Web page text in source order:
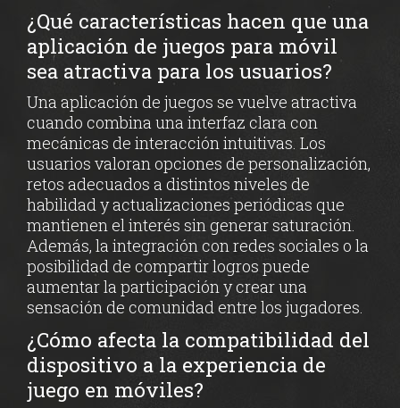
¿Qué características hacen que una
aplicación de juegos para móvil
sea atractiva para los usuarios?
Una aplicación de juegos se vuelve atractiva
cuando combina una interfaz clara con
mecánicas de interacción intuitivas. Los
usuarios valoran opciones de personalización,
retos adecuados a distintos niveles de
habilidad y actualizaciones periódicas que
mantienen el interés sin generar saturación.
Además, la integración con redes sociales o la
posibilidad de compartir logros puede
aumentar la participación y crear una
sensación de comunidad entre los jugadores.
¿Cómo afecta la compatibilidad del
dispositivo a la experiencia de
juego en móviles?